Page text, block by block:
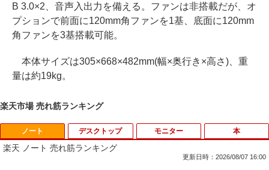
B 3.0×2、音声入出力を備える。ファンは非搭載だが、オ
プションで前面に120mm角ファンを1基、底面に120mm
角ファンを3基搭載可能。
本体サイズは305×668×482mm(幅×奥行き×高さ)、重
量は約19kg。
楽天市場 売れ筋ランキング
ノート
楽天 ノート 売れ筋ランキング
更新日時：2026/08/07 16:00
デスクトップ モニター 本